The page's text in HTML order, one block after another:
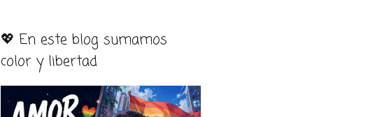
💖 En este blog sumamos
color y libertad